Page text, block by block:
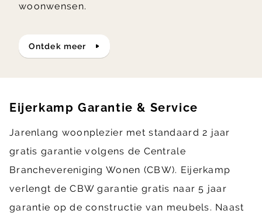
woonwensen.
ontdek meer
Eijerkamp Garantie & Service
Jarenlang woonplezier met standaard 2 jaar
gratis garantie volgens de Centrale
Branchevereniging Wonen (CBW). Eijerkamp
verlengt de CBW garantie gratis naar 5 jaar
garantie op de constructie van meubels. Naast